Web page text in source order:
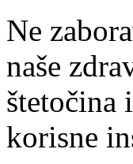
Ne
naše
štetočina
korisne